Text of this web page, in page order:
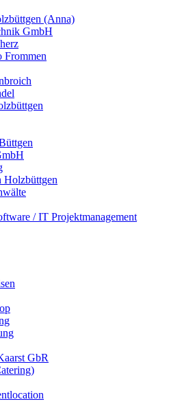
(Anna)
GmbH
Frommen
Holzbüttgen
/ IT Projektmanagement
GbR